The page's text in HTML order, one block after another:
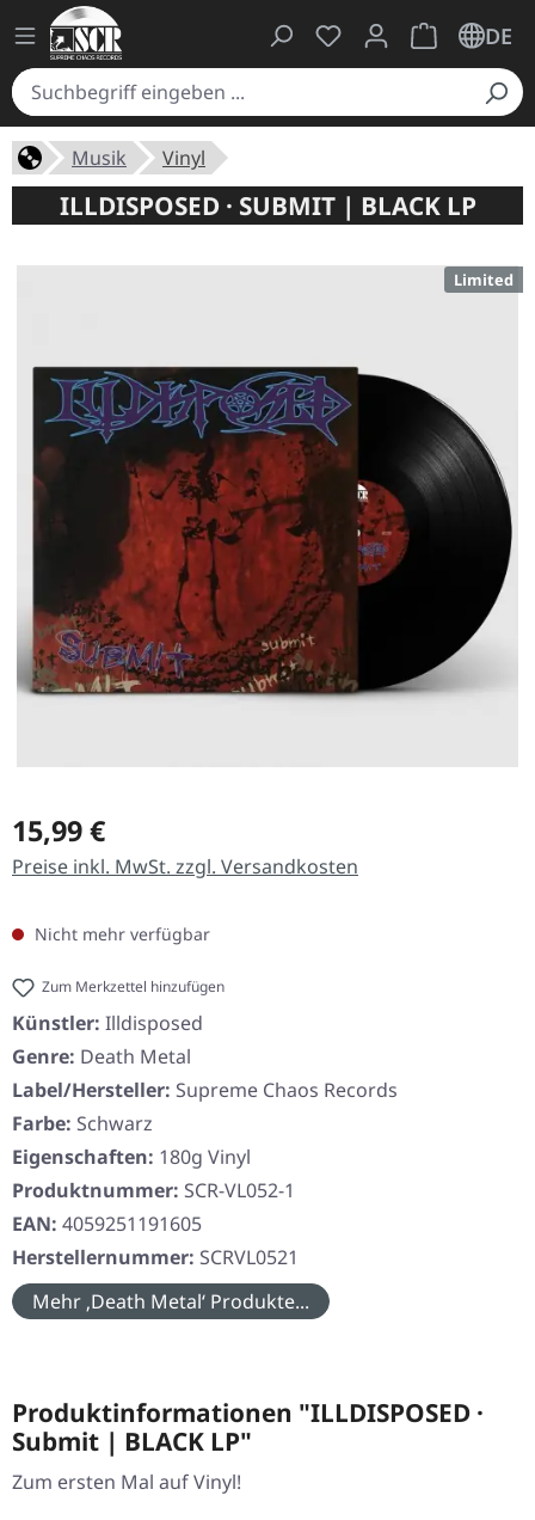
Du hast 0 Produkte
Warenkorb
DE
Musik Vinyl
ILLDISPOSED · SUBMIT | BLACK LP
Limited
Regulärer Preis:
15,99 €
Preise inkl. MwSt. zzgl. Versandkosten
Nicht mehr verfügbar
Zum Merkzettel hinzufügen
Künstler: Illdisposed
Genre: Death Metal
Label/Hersteller: Supreme Chaos Records
Farbe: Schwarz
Eigenschaften: 180g Vinyl
Produktnummer: SCR-VL052-1
EAN: 4059251191605
Herstellernummer: SCRVL0521
Mehr ‚Death Metal‘ Produkte...
Produktinformationen "ILLDISPOSED ·
Submit | BLACK LP"
Zum ersten Mal auf Vinyl!